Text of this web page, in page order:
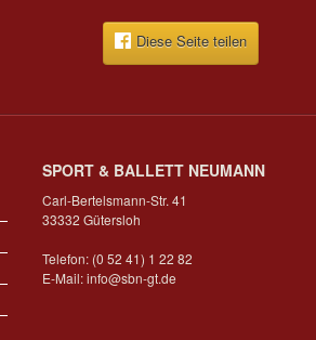
Diese Seite teilen
SPORT & BALLETT NEUMANN
Carl-Bertelsmann-Str. 41
33332 Gütersloh
Telefon: (0 52 41) 1 22 82
E-Mail:info@sbn-gt.de